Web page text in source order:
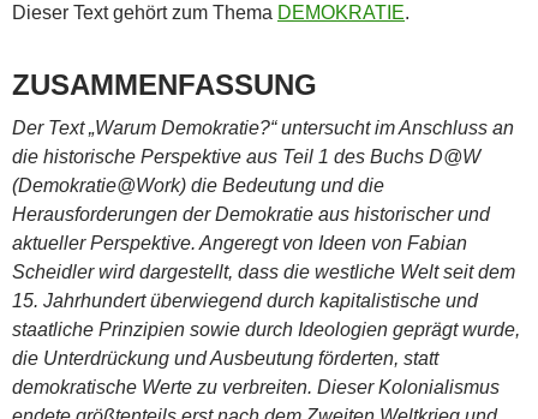
Dieser Text gehört zum Thema DEMOKRATIE.
ZUSAMMENFASSUNG
Der Text „Warum Demokratie?“ untersucht im Anschluss an
die historische Perspektive aus Teil 1 des Buchs D@W
(Demokratie@Work) die Bedeutung und die
Herausforderungen der Demokratie aus historischer und
aktueller Perspektive. Angeregt von Ideen von Fabian
Scheidler wird dargestellt, dass die westliche Welt seit dem
15. Jahrhundert überwiegend durch kapitalistische und
staatliche Prinzipien sowie durch Ideologien geprägt wurde,
die Unterdrückung und Ausbeutung förderten, statt
demokratische Werte zu verbreiten. Dieser Kolonialismus